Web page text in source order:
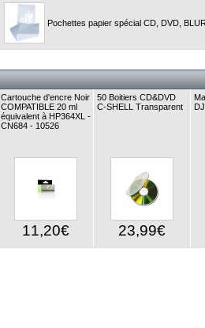
Pochettes papier spécial CD, DVD,
Cartouche d'encre Noir
COMPATIBLE 20 ml
équivalent à HP364XL -
CN684 - 10526
11,20€
50 Boitiers CD&DVD
C-SHELL Transparent
23,99€